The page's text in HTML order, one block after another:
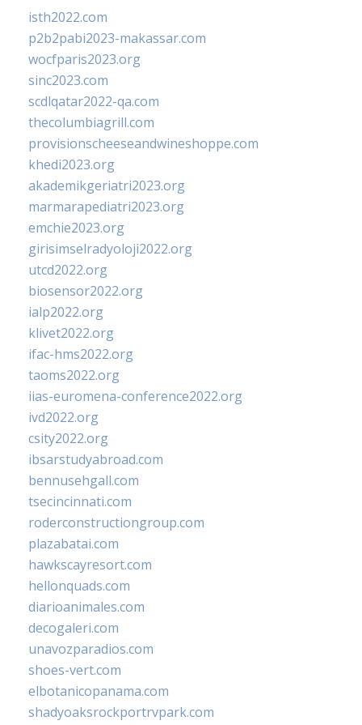
isth2022.com
p2b2pabi2023-makassar.com
wocfparis2023.org
sinc2023.com
scdlqatar2022-qa.com
thecolumbiagrill.com
provisionscheeseandwineshoppe.com
khedi2023.org
akademikgeriatri2023.org
marmarapediatri2023.org
emchie2023.org
girisimselradyoloji2022.org
utcd2022.org
biosensor2022.org
ialp2022.org
klivet2022.org
ifac-hms2022.org
taoms2022.org
iias-euromena-conference2022.org
ivd2022.org
csity2022.org
ibsarstudyabroad.com
bennusehgall.com
tsecincinnati.com
roderconstructiongroup.com
plazabatai.com
hawkscayresort.com
hellonquads.com
diarioanimales.com
decogaleri.com
unavozparadios.com
shoes-vert.com
elbotanicopanama.com
shadyoaksrockportrvpark.com